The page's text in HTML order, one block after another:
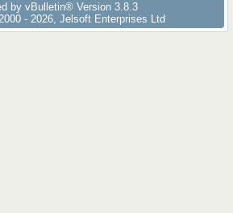
by vBulletin® Version 3.8.3
- 2026, Jelsoft Enterprises Ltd.